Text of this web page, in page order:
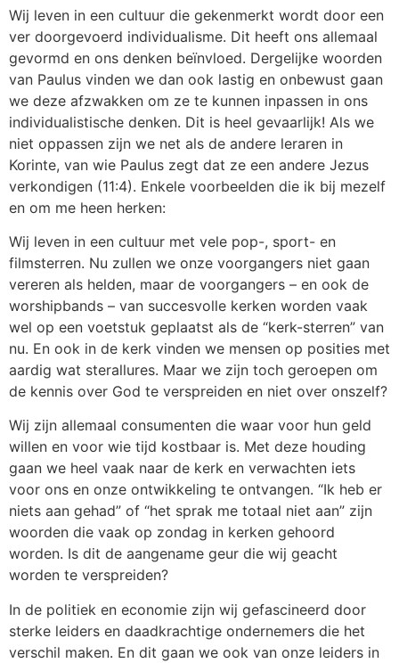
Wij leven in een cultuur die gekenmerkt wordt door een
ver doorgevoerd individualisme. Dit heeft ons allemaal
gevormd en ons denken beïnvloed. Dergelijke woorden
van Paulus vinden we dan ook lastig en onbewust gaan
we deze afzwakken om ze te kunnen inpassen in ons
individualistische denken. Dit is heel gevaarlijk! Als we
niet oppassen zijn we net als de andere leraren in
Korinte, van wie Paulus zegt dat ze een andere Jezus
verkondigen (11:4). Enkele voorbeelden die ik bij mezelf
en om me heen herken:
Wij leven in een cultuur met vele pop-, sport- en
filmsterren. Nu zullen we onze voorgangers niet gaan
vereren als helden, maar de voorgangers – en ook de
worshipbands – van succesvolle kerken worden vaak
wel op een voetstuk geplaatst als de “kerk-sterren” van
nu. En ook in de kerk vinden we mensen op posities met
aardig wat sterallures. Maar we zijn toch geroepen om
de kennis over God te verspreiden en niet over onszelf?
Wij zijn allemaal consumenten die waar voor hun geld
willen en voor wie tijd kostbaar is. Met deze houding
gaan we heel vaak naar de kerk en verwachten iets
voor ons en onze ontwikkeling te ontvangen. “Ik heb er
niets aan gehad” of “het sprak me totaal niet aan” zijn
woorden die vaak op zondag in kerken gehoord
worden. Is dit de aangename geur die wij geacht
worden te verspreiden?
In de politiek en economie zijn wij gefascineerd door
sterke leiders en daadkrachtige ondernemers die het
verschil maken. En dit gaan we ook van onze leiders in